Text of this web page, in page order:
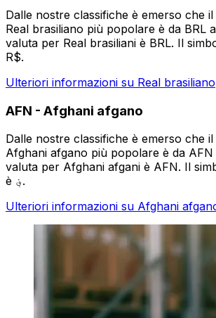
Dalle nostre classifiche è emerso che
Real brasiliano più popolare è da BRL
valuta per Real brasiliani è BRL. Il
R$.
Ulteriori informazioni su Real brasiliano
AFN - Afghani afgano
Dalle nostre classifiche è emerso che
Afghani afgano più popolare è da
valuta per Afghani afgani è AFN. Il
è ؋.
Ulteriori informazioni su Afghani